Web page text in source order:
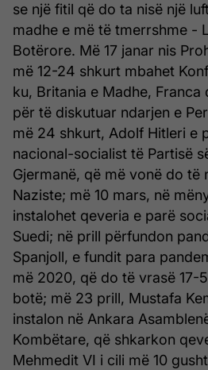
se një fitil që do ta nisë një
madhe e më të tmerrshme -
Botërore. Më 17 janar nis
më 12-24 shkurt mbahet
ku, Britania e Madhe, Franca
për të diskutuar ndarjen e
më 24 shkurt, Adolf Hitleri e
nacional-socialist të Partisë
Gjermanë, që më vonë do të
Naziste; më 10 mars, në
instalohet qeveria e parë
Suedi; në prill përfundon
Spanjoll, e fundit para
më 2020, që do të vrasë 17-
botë; më 23 prill, Mustafa
instalon në Ankara
Kombëtare, që shkarkon
Mehmedit VI i cili më 10